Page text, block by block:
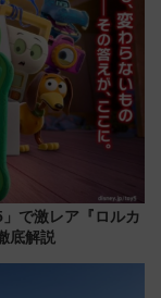
で激レア『ロルカ
底解説